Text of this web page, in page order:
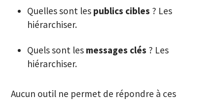
Quelles sont les publics cibles ? Les
hiérarchiser.
Quels sont les messages clés ? Les
hiérarchiser.
Aucun outil ne permet de répondre à ces